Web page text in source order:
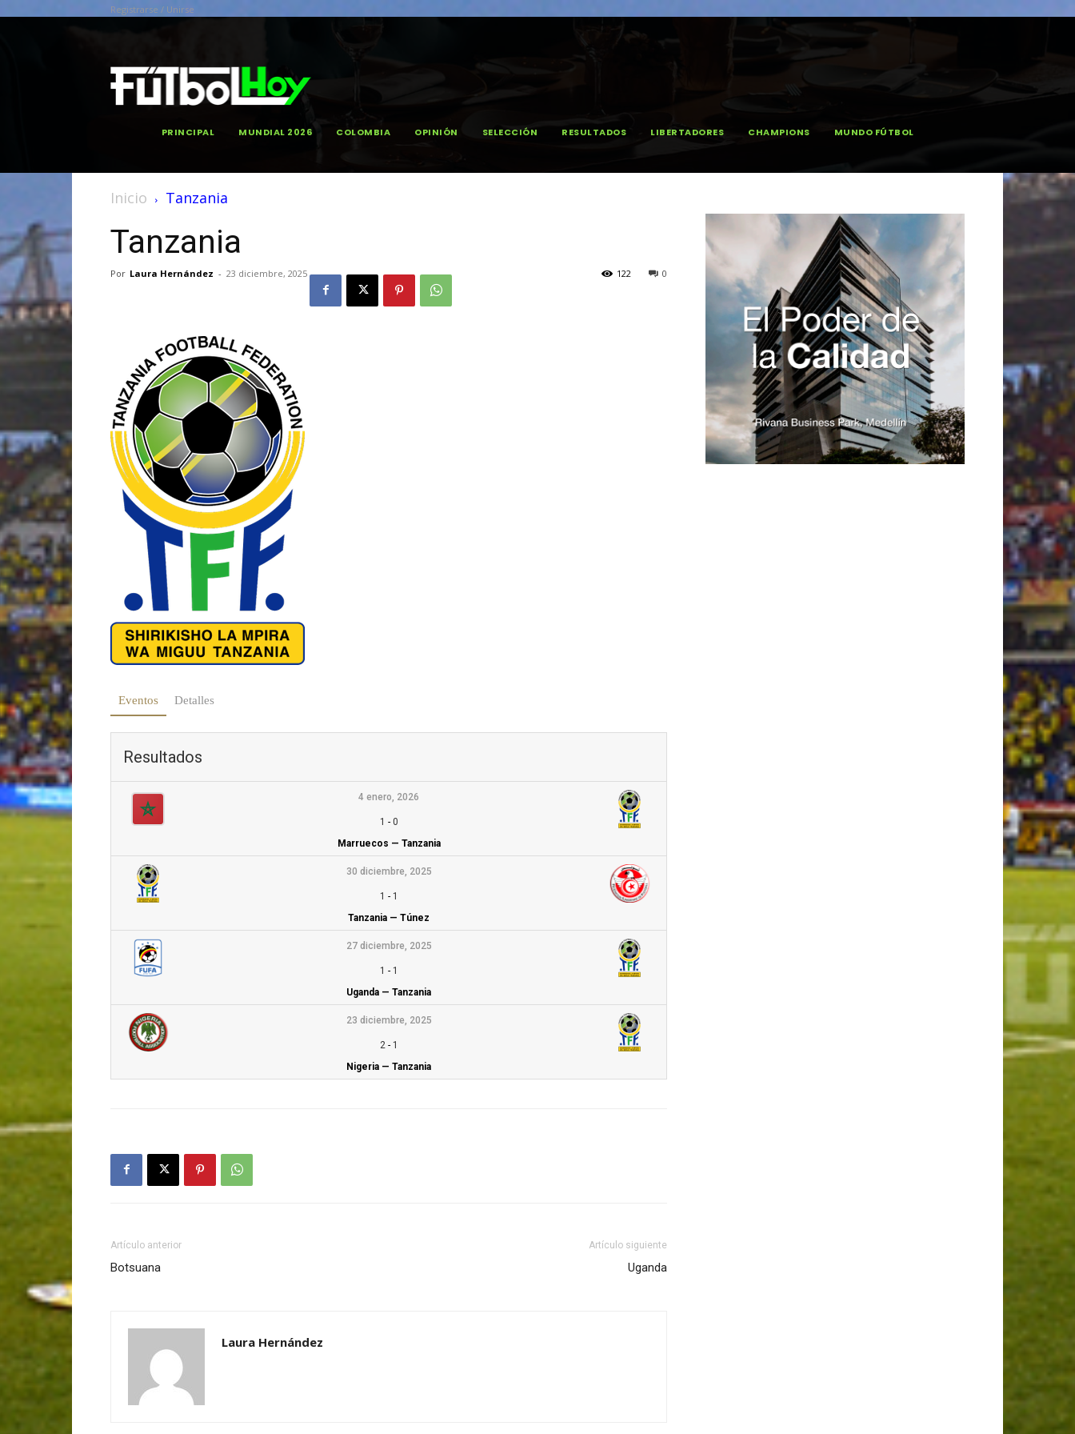
Registrarse / Unirse
PRINCIPAL MUNDIAL 2026 COLOMBIA OPINIÓN SELECCIÓN RESULTADOS LIBERTADORES CHAMPIONS MUNDO FÚTBOL
Inicio Tanzania
Tanzania
Por Laura Hernández - 23 diciembre, 2025 0
122
Eventos Detalles
Resultados
4 enero, 2026
1 - 0
Marruecos — Tanzania
30 diciembre, 2025
1 - 1
Tanzania — Túnez
27 diciembre, 2025
1 - 1
Uganda — Tanzania
23 diciembre, 2025
2 - 1
Nigeria — Tanzania
Artículo anterior
Botsuana
Artículo siguiente
Uganda
Laura Hernández